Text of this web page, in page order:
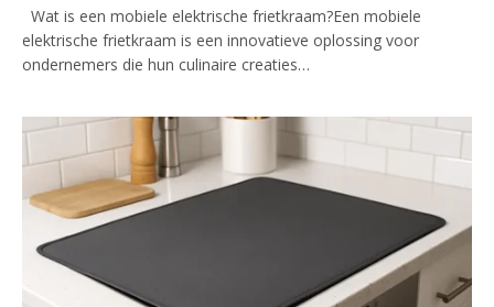
Wat is een mobiele elektrische frietkraam?Een mobiele
elektrische frietkraam is een innovatieve oplossing voor
ondernemers die hun culinaire creaties…